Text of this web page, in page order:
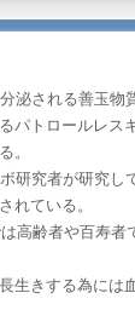
泌される善玉物
トロールレス
。
研究者が研究し
れている。
高齢者や百寿者
生きする為には